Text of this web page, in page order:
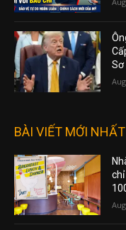
Sơ
BÀI VIẾT MỚI NHẤT